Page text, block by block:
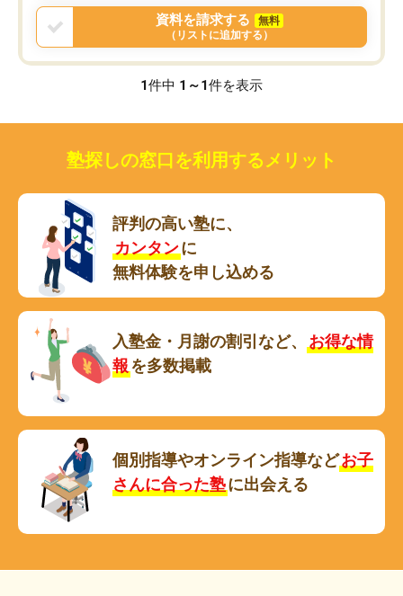
戻せ、授業内容や講師の方は良かった
と思います。
資料を請求する
無料
（リストに追加する）
1件中 1～1件を表示
塾探しの窓口を利用するメリット
評判の高い塾に、
カンタンに
無料体験を申し込める
入塾金・月謝の割引など、
お得な情
報を多数掲載
個別指導やオンライン指導などお子
さんに合った塾に出会える